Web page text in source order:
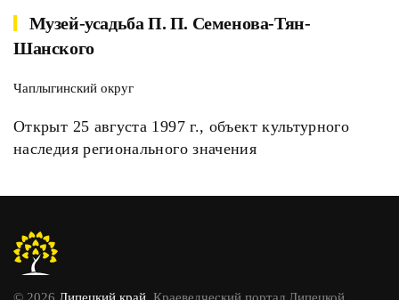
Музей-усадьба П. П. Семенова-Тян-
Шанского
Чаплыгинский округ
Открыт 25 августа 1997 г., объект культурного
наследия регионального значения
© 2026 Липецкий край . Краеведческий портал Липецкой